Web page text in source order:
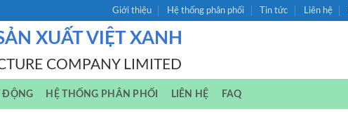
Giới thiệu Hệ thống phân phối Tin tức Liên hệ
XUẤT VIỆT XANH
COMPANY LIMITED
ĐỘNG HỆ THỐNG PHÂN PHỐI LIÊN HỆ FAQ